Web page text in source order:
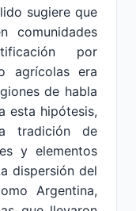
sugiere que
comunidades
por
agrícolas era
de habla
esta hipótesis,
tradición de
y elementos
dispersión del
Argentina,